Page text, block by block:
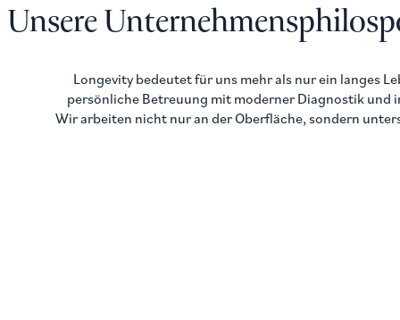
Unsere
Longevity bedeutet für uns mehr als nur ein langes
persönliche Betreuung mit moderner Diagnostik und
Wir arbeiten nicht nur an der Oberfläche, sondern